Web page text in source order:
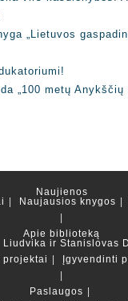
„Lietuvos
„100 metų Anykščių
Naujienos
Naujausios knygos
Apie biblioteką
Liudvika ir Stanislovas
projektai
Įgyvendinti
Paslaugos